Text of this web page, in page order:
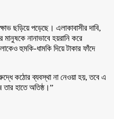
ছড়িয়ে পড়েছে। এলাকাবাসীর দাবি,
মানুষকে নানাভাবে হয়রানি করে
হুমকি-ধামকি দিয়ে টাকার ফাঁদে
কঠোর ব্যবস্থা না নেওয়া হয়, তবে এ
হাতে অতিষ্ঠ।”